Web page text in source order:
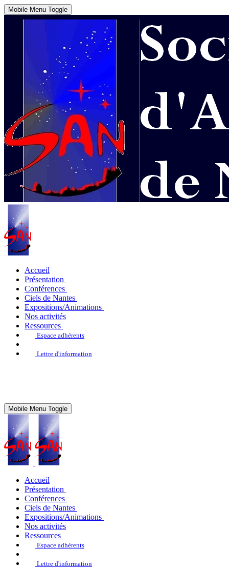
Mobile Menu Toggle
Accueil
Présentation
Conférences
Ciels de Nantes
Expositions/Animations
Nos activités
Ressources
Espace adhérents
Lettre d'information
Mobile Menu Toggle
Accueil
Présentation
Conférences
Ciels de Nantes
Expositions/Animations
Nos activités
Ressources
Espace adhérents
Lettre d'information